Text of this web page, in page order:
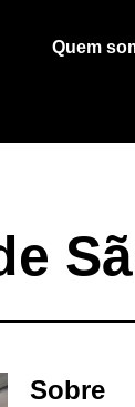
Quem
Sobre